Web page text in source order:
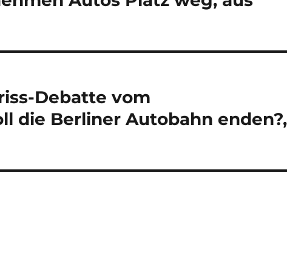
Debatte vom
die Berliner Autobahn enden?,